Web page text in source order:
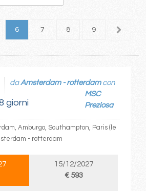
6 7 8 9 10
giorni
daAmsterdam - rotterdamcon
MSC
Preziosa
Amburgo, Southampton, Paris (le
- rotterdam
15/12/2027
€ 593